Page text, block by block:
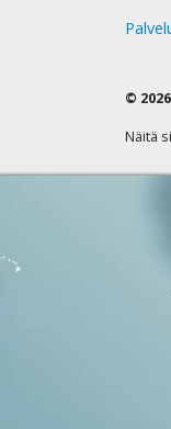
©
Näitä